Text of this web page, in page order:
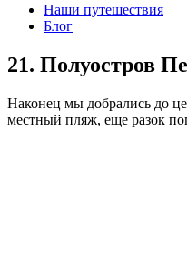
Наши путешествия
Блог
21. Полуостров
Наконец мы добрались до
местный пляж, еще разок